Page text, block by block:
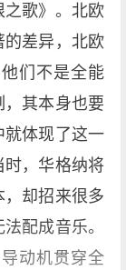
歌》。北欧
差异，北欧
们不是全能
其本身也要
体现了这一
，华格纳将
却招来很多
配成音乐。
动机贯穿全